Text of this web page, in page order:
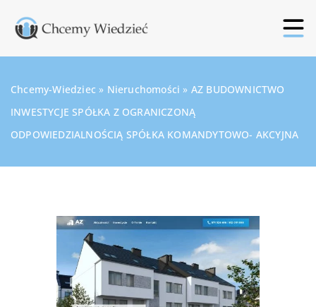
Chcemy-Wiedziec » Nieruchomości » AZ BUDOWNICTWO
INWESTYCJE SPÓŁKA Z OGRANICZONĄ
ODPOWIEDZIALNOŚCIĄ SPÓŁKA KOMANDYTOWO- AKCYJNA